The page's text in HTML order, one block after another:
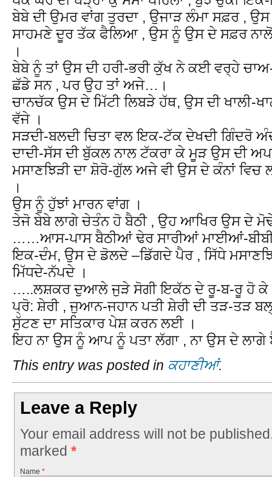
ਬੇਬੇ ਦੀ ਉਮਰ ਵਾਂਗ ਤੁਰਦਾ , ਉਜਾੜ ਲੰਮਾ ਸਫ਼ਰ , ਉਸ
ਸਾਹਮਣੇ ਦੂਰ ਤੱਕ ਫੈਲਿਆ , ਉਸ ਨੂੰ ਉਸ ਦੇ ਸਫ਼ਰ ਨਾਲੋਂ
।
ਬੇਬੇ ਨੂੰ ਤਾਂ ਉਸ ਦੀ ਹਰੀ-ਭਰੀ ਕੁੱਖ ਨੇ ਕਈ ਵਰ੍ਹੇ
ਛੱਡੇ ਸਨ , ਪਰ ਉਹ ਤਾਂ ਅਜੇ…।
ਚਾਨਚੱਕ ਉਸ ਦੇ ਮਿੱਟੀ ਲਿਬੜੇ ਹੱਥ, ਉਸ ਦੀ ਖਾਲੀ-
ਵੱਜੇ ।
ਸੜਦੀ-ਬਲਦੀ ਚਿਤਾ ਵਲ ਇਕ-ਟੱਕ ਦੇਖਦੀ ਗਿੰਦਰੋ
ਦਾਦੀ-ਸੱਸ ਦੀ ਬੁੱਕਲ ਨਾਲ ਟੱਕਰਾ ਕੇ ਮੂੜ ਉਸ ਦੀ
ਮਸਾਣਝਿੜੀ ਦਾ ਸ਼ੋਰੋ-ਗੁੱਲ ਅਜੇ ਵੀ ਉਸ ਦੇ ਕੰਨਾਂ ਵਿਚ
।
ਉਸ ਨੂੰ ਹੁੱਝਾਂ ਮਾਰਨ ਵਾਂਗ ।
ਤੇਜੋ ਬੇਬੇ ਲਾਗੇ ਚੇਤੰਨ ਹੋ ਬੈਠੀ , ਉਹ ਆਖਿਰ ਉਸ ਦੇ
……ਆਸ-ਪਾਸ ਬੈਠੀਆਂ ਢੇਰ ਸਾਰੀਆਂ ਮਾਈਆਂ-
ਇਕ-ਦੰਮ, ਉਸ ਦੇ ਡੋਲਦੇ –ਡਿੱਗਦੇ ਪੈਰ , ਸਿੱਧੇ
ਮਿੱਧਦੇ-ਨੱਪਦੇ ।
…..ਲਸ਼ਕਰ ਦੁਆਲੇ ਜੁੜੇ ਸੋਗੀ ਇਕੱਠ ਦੇ ਰੂ-ਬ-ਰੂ ਹੋ
ਪ੍ਰੋ: ਸ਼ੇਰੀ , ਜੁਆਨ-ਜਹਾਨ ਪਤੀ ਸ਼ੇਰੀ ਦੀ ਤੜ-ਤੜ
ਸੁੱਟਣ ਦਾ ਸਤਿਕਾਰ ਪੇਸ਼ ਕਰਨ ਲਈ ।
ਇਹ ਨਾ ਉਸ ਨੂੰ ਆਪ ਨੂੰ ਪਤਾ ਲੱਗਾ , ਨਾ ਉਸ ਦੇ ਲਾਗੇ
This entry was posted in ਕਹਾਣੀਆਂ.
Leave a Reply
Your email address will not be
marked *
Name *